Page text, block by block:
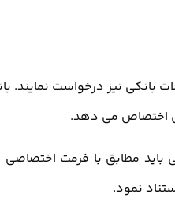
بانکی نیز درخواست نمایند.
اختصاص می دهد.
باید مطابق با فرمت
نمود.